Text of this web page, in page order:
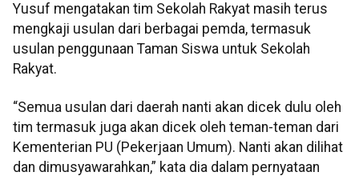
Yusuf mengatakan tim Sekolah Rakyat masih terus
mengkaji usulan dari berbagai pemda, termasuk
usulan penggunaan Taman Siswa untuk Sekolah
Rakyat.
“Semua usulan dari daerah nanti akan dicek dulu oleh
tim termasuk juga akan dicek oleh teman-teman dari
Kementerian PU (Pekerjaan Umum). Nanti akan dilihat
dan dimusyawarahkan,” kata dia dalam pernyataan